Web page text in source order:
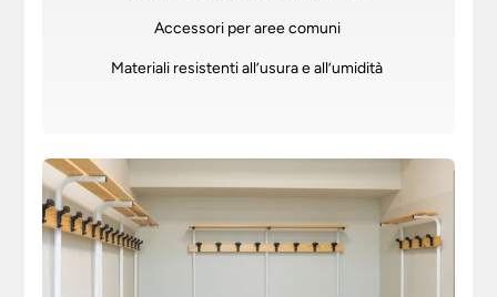
Accessori per aree comuni
Materiali resistenti all’usura e all’umidità